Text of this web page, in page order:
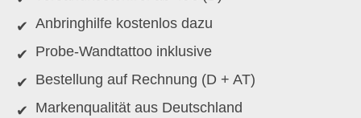
Anbringhilfe kostenlos dazu
Probe-Wandtattoo inklusive
Bestellung auf Rechnung (D + AT)
Markenqualität aus Deutschland